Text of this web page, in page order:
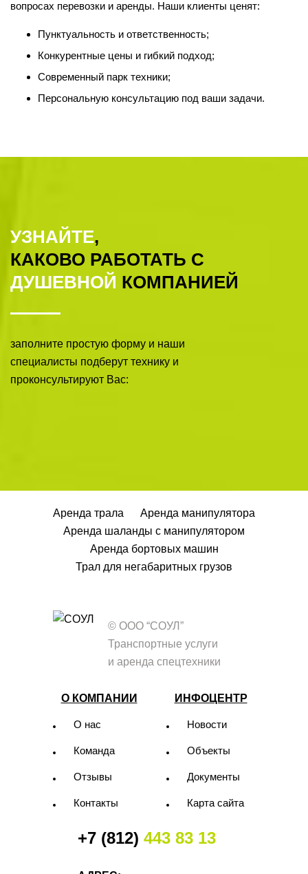
вопросах перевозки и аренды. Наши клиенты ценят:
Пунктуальность и ответственность;
Конкурентные цены и гибкий подход;
Современный парк техники;
Персональную консультацию под ваши задачи.
УЗНАЙТЕ,
КАКОВО РАБОТАТЬ С
ДУШЕВНОЙ КОМПАНИЕЙ
заполните простую форму и наши
специалисты подберут технику и
проконсультируют Вас:
Аренда трала
Аренда манипулятора
Аренда шаланды с манипулятором
Аренда бортовых машин
Трал для негабаритных грузов
© ООО “СОУЛ”
Транспортные услуги
и аренда спецтехники
О КОМПАНИИ
О нас
Команда
Отзывы
Контакты
ИНФОЦЕНТР
Новости
Объекты
Документы
Карта сайта
+7 (812) 443 83 13